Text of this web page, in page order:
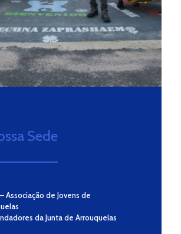
Sede
Associação de Jovens de
da Junta de Arrouquelas